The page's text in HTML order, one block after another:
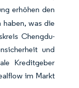
erhöhen den
haben, was die
Chengdu-
und
Kreditgeber
im Markt